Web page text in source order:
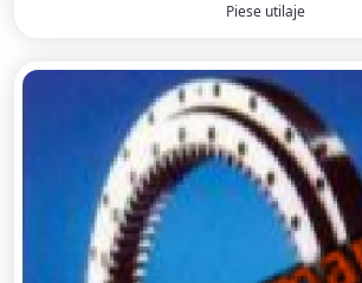
Piese utilaje